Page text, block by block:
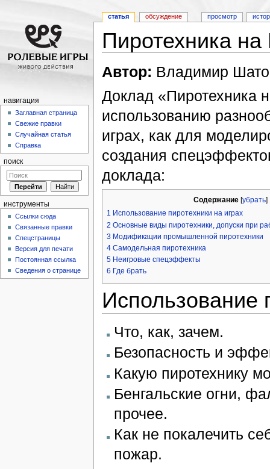
Пиротехника
Автор: Владимир
Доклад «Пиротехника
использованию
играх, как для
создания
доклада:
Содержание[убрать]
1 Использование пиротехники на играх
2 Основные виды пиротехники, допуски при
3 Модификации промышленной пиротехники
4 Самодельная пиротехника
5 Неигровые спецэффекты
6 Где брать
Использование
Что, как, зачем.
Безопасность и
Какую пиротехнику
Бенгальские огни,
прочее.
Как не покалечить
пожар.
статья обсуждение просмотр
навигация
Заглавная страница
Свежие правки
Случайная статья
Справка
поиск
инструменты
Ссылки сюда
Связанные правки
Спецстраницы
Версия для печати
Постоянная ссылка
Сведения о странице